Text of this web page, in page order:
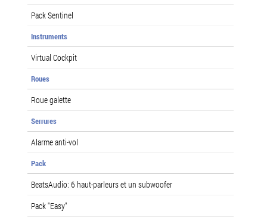
Pack Sentinel
Instruments
Virtual Cockpit
Roues
Roue galette
Serrures
Alarme anti-vol
Pack
BeatsAudio: 6 haut-parleurs et un subwoofer
Pack "Easy"